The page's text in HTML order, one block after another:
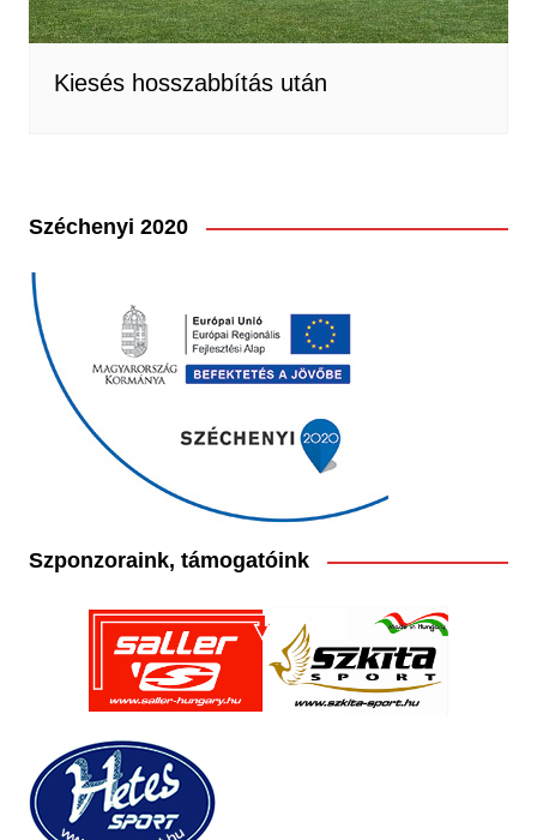
Kiesés hosszabbítás után
Széchenyi 2020
Szponzoraink, támogatóink